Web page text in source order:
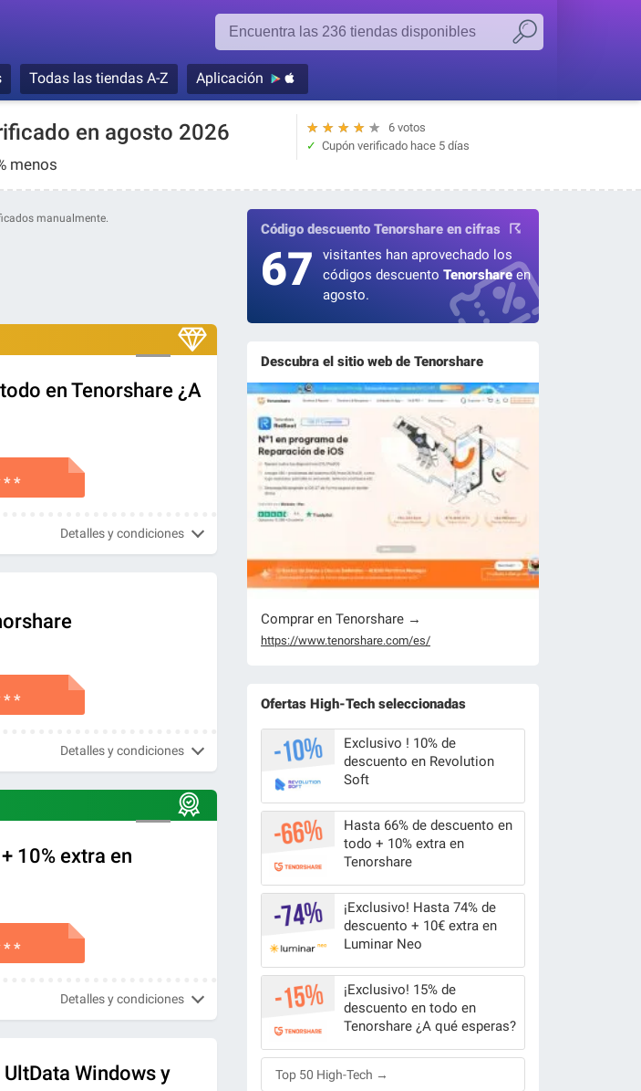
Todas las tiendas A-Z Aplicación
en agosto 2026
menos
6 votos
★
★
★
★
★
Cupón verificado hace 5 días
manualmente.
en Tenorshare ¿A
* *
Detalles y condiciones
* *
Detalles y condiciones
10% extra en
* *
Detalles y condiciones
Windows y
Código descuento Tenorshare en cifras
67
visitantes han aprovechado los
códigos descuento Tenorshareen
agosto.
Descubra el sitio web de Tenorshare
Comprar en Tenorshare →
https://www.tenorshare.com/es/
Ofertas High-Tech seleccionadas
Exclusivo ! 10% de
descuento en Revolution
Soft
Hasta 66% de descuento en
todo + 10% extra en
Tenorshare
¡Exclusivo! Hasta 74% de
descuento + 10€ extra en
Luminar Neo
¡Exclusivo! 15% de
descuento en todo en
Tenorshare ¿A qué esperas?
Top 50 High-Tech →